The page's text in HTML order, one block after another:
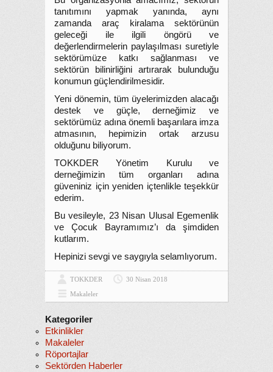
tanıtımını yapmak yanında, aynı
zamanda araç kiralama sektörünün
geleceği ile ilgili öngörü ve
değerlendirmelerin paylaşılması suretiyle
sektörümüze katkı sağlanması ve
sektörün bilinirliğini artırarak bulunduğu
konumun güçlendirilmesidir.
Yeni dönemin, tüm üyelerimizden alacağı
destek ve güçle, derneğimiz ve
sektörümüz adına önemli başarılara imza
atmasının, hepimizin ortak arzusu
olduğunu biliyorum.
TOKKDER Yönetim Kurulu ve
derneğimizin tüm organları adına
güveniniz için yeniden içtenlikle teşekkür
ederim.
Bu vesileyle, 23 Nisan Ulusal Egemenlik
ve Çocuk Bayramımız’ı da şimdiden
kutlarım.
Hepinizi sevgi ve saygıyla selamlıyorum.
TOKKDER
30 Nisan 2018
Makaleler
Kategoriler
Etkinlikler
Makaleler
Röportajlar
Sektörden Haberler